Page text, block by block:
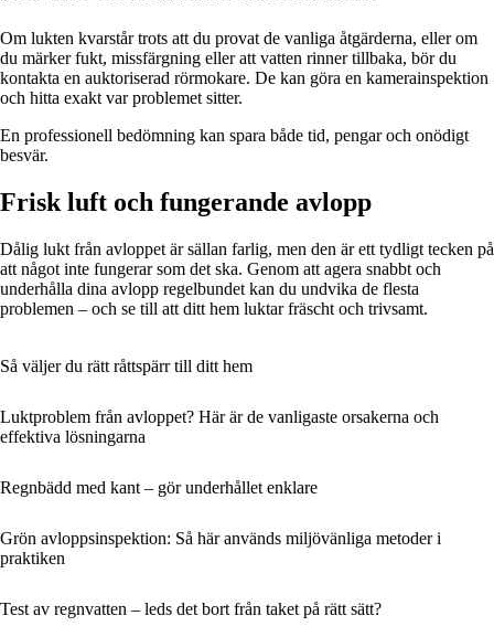
Om lukten kvarstår trots att du provat de vanliga åtgärderna, eller om
du märker fukt, missfärgning eller att vatten rinner tillbaka, bör du
kontakta en auktoriserad rörmokare. De kan göra en kamerainspektion
och hitta exakt var problemet sitter.
En professionell bedömning kan spara både tid, pengar och onödigt
besvär.
Frisk luft och fungerande avlopp
Dålig lukt från avloppet är sällan farlig, men den är ett tydligt tecken på
att något inte fungerar som det ska. Genom att agera snabbt och
underhålla dina avlopp regelbundet kan du undvika de flesta
problemen – och se till att ditt hem luktar fräscht och trivsamt.
Så väljer du rätt råttspärr till ditt hem
Luktproblem från avloppet? Här är de vanligaste orsakerna och
effektiva lösningarna
Regnbädd med kant – gör underhållet enklare
Grön avloppsinspektion: Så här används miljövänliga metoder i
praktiken
Test av regnvatten – leds det bort från taket på rätt sätt?